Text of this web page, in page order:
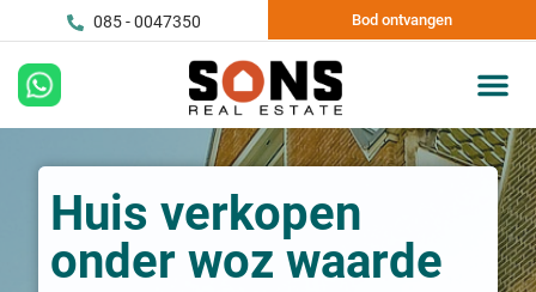
085 - 0047350 Bod ontvangen
Huis verkopen
onder woz waarde